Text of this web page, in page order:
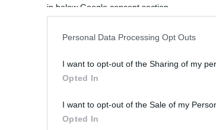
in below Google consent section.
Personal Data Processing Opt Outs
I want to opt-out of the Sharing of my
Opted In
I want to opt-out of the Sale of my
Opted In